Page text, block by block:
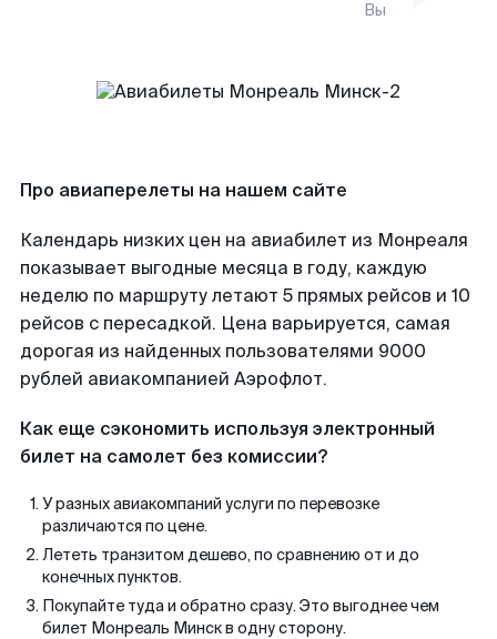
Вы
Про авиаперелеты на нашем сайте
Календарь низких цен на авиабилет из Монреаля
показывает выгодные месяца в году, каждую
неделю по маршруту летают 5 прямых рейсов и 10
рейсов с пересадкой. Цена варьируется, самая
дорогая из найденных пользователями 9000
рублей авиакомпанией Аэрофлот.
Как еще сэкономить используя электронный
билет на самолет без комиссии?
У разных авиакомпаний услуги по перевозке
различаются по цене.
Лететь транзитом дешево, по сравнению от и до
конечных пунктов.
Покупайте туда и обратно сразу. Это выгоднее чем
билет Монреаль Минск в одну сторону.